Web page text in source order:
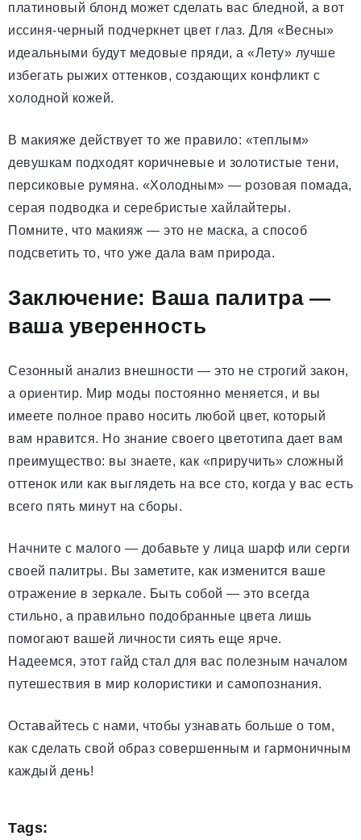
платиновый блонд может сделать вас бледной, а вот
иссиня-черный подчеркнет цвет глаз. Для «Весны»
идеальными будут медовые пряди, а «Лету» лучше
избегать рыжих оттенков, создающих конфликт с
холодной кожей.
В макияже действует то же правило: «теплым»
девушкам подходят коричневые и золотистые тени,
персиковые румяна. «Холодным» — розовая помада,
серая подводка и серебристые хайлайтеры.
Помните, что макияж — это не маска, а способ
подсветить то, что уже дала вам природа.
Заключение: Ваша палитра —
ваша уверенность
Сезонный анализ внешности — это не строгий закон,
а ориентир. Мир моды постоянно меняется, и вы
имеете полное право носить любой цвет, который
вам нравится. Но знание своего цветотипа дает вам
преимущество: вы знаете, как «приручить» сложный
оттенок или как выглядеть на все сто, когда у вас есть
всего пять минут на сборы.
Начните с малого — добавьте у лица шарф или серги
своей палитры. Вы заметите, как изменится ваше
отражение в зеркале. Быть собой — это всегда
стильно, а правильно подобранные цвета лишь
помогают вашей личности сиять еще ярче.
Надеемся, этот гайд стал для вас полезным началом
путешествия в мир колористики и самопознания.
Оставайтесь с нами, чтобы узнавать больше о том,
как сделать свой образ совершенным и гармоничным
каждый день!
Tags: